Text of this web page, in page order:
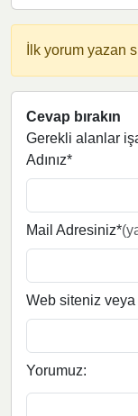
İlk yorum yazan
Cevap bırakın
Gerekli alanlar
Adınız*
Mail Adresiniz*
Web siteniz
Yorumuz: